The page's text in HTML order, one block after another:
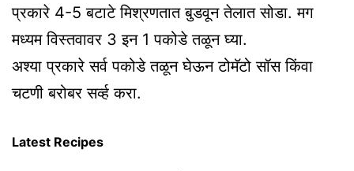
प्रकारे 4-5 बटाटे मिश्रणतात बुडवून तेलात सोडा. मग
मध्यम विस्तवावर 3 इन 1 पकोडे तळून घ्या.
अश्या प्रकारे सर्व पकोडे तळून घेऊन टोमॅटो सॉस किंवा
चटणी बरोबर सर्व्ह करा.
Latest Recipes